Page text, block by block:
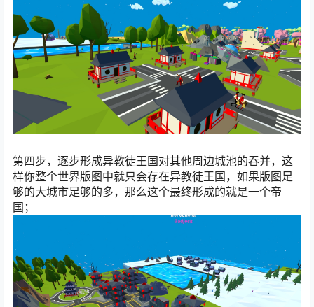
第四步，逐步形成异教徒王国对其他周边城池的吞并，这
样你整个世界版图中就只会存在异教徒王国，如果版图足
够的大城市足够的多，那么这个最终形成的就是一个帝
国；